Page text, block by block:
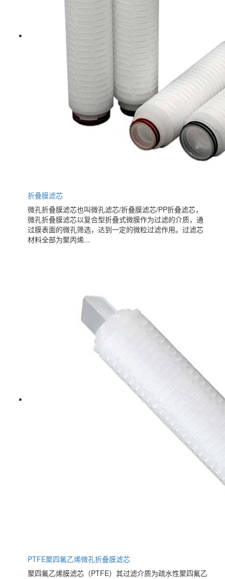
折叠膜滤芯
微孔折叠膜滤芯也叫微孔滤芯/折叠膜滤芯/PP折叠滤芯，
微孔折叠膜滤芯以复合型折叠式微膜作为过滤的介质，通
过膜表面的微孔筛选，达到一定的微粒过滤作用。过滤芯
材料全部为聚丙烯...
PTFE聚四氟乙烯微孔折叠膜滤芯
聚四氟乙烯膜滤芯（PTFE）其过滤介质为疏水性聚四氟乙